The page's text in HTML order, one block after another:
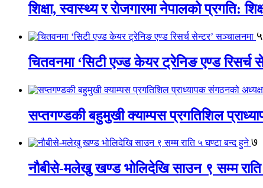
शिक्षा, स्वास्थ्य र रोजगारमा नेपालको प्रगति:
५
चितवनमा ‘सिटी एज्ड केयर ट्रेनिङ एण्ड रिसर्च
सप्तगण्डकी बहुमुखी क्याम्पस प्रगतिशिल
७
नौबीसे-मलेखु खण्ड भोलिदेखि साउन ९ सम्म